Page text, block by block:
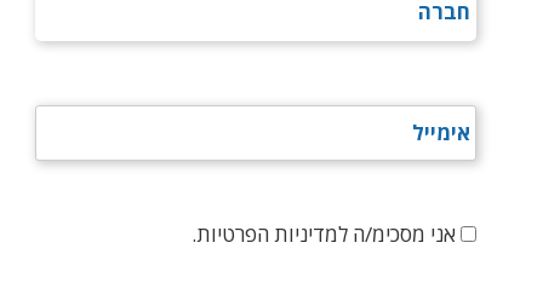
אני מסכימ/ה למדיניות הפרטיות.